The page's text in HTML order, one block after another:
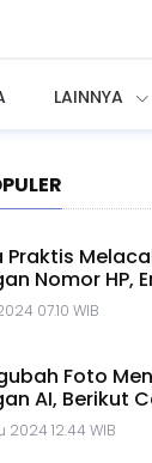
LAINNYA
Praktis
Nomor HP,
Maps
07.10 WIB
Foto
AI, Berikut
2024 12.44 WIB